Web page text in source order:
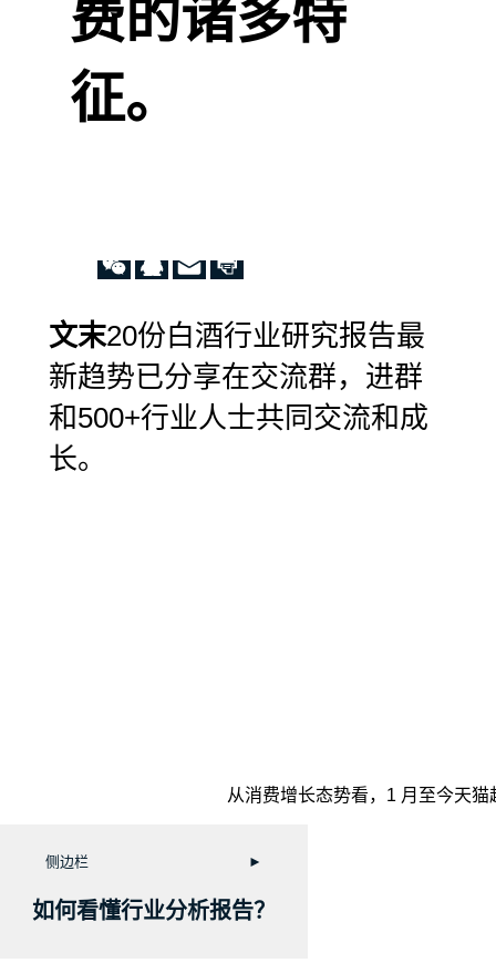
费的诸多特
征。
文末20份白酒行业研究报告最
新趋势已分享在交流群，进群
和500+行业人士共同交流和成
长。
从消费增长态势看，1 月至今天
侧边栏 ►
如何看懂行业分析报告？